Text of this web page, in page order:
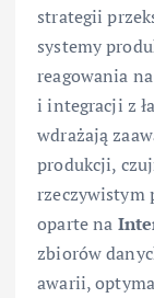
strategii
systemy
reagowania
i integracji z
wdrażają
produkcji,
rzeczywistym
oparte na
zbiorów
awarii,